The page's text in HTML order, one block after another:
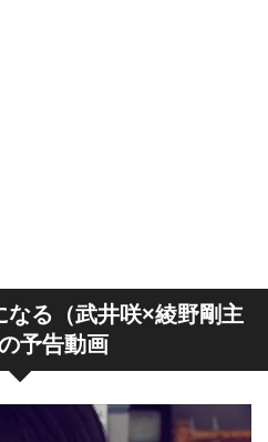
なる（武井咲×綾野剛主
予告動画